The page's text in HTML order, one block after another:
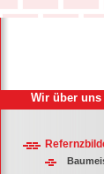
Wir über uns